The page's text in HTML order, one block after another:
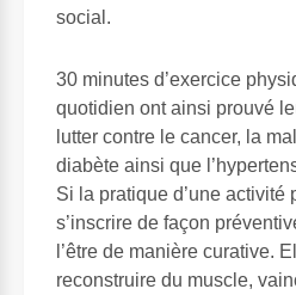
social.
30 minutes d’exercice
quotidien ont ainsi prouvé
lutter contre le cancer, la
diabète ainsi que
Si la pratique d’une activité
s’inscrire de façon
l’être de manière curative.
reconstruire du muscle,